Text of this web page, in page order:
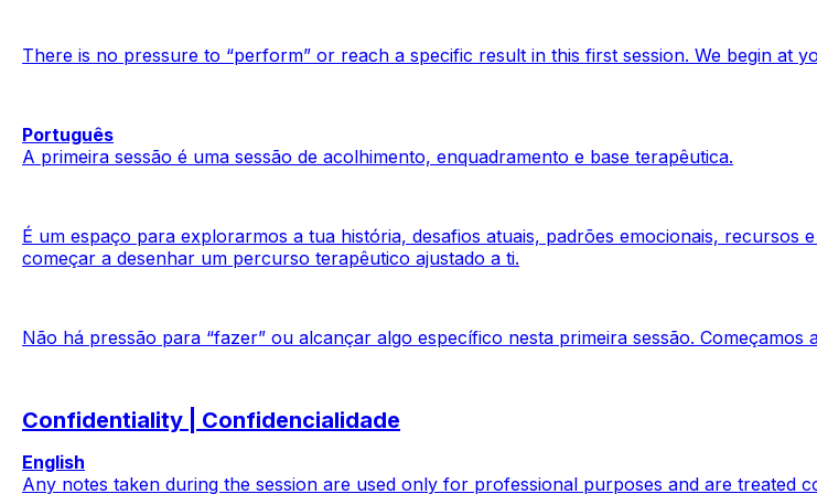
There is no pressure to “perform” or reach a specific result in this first session. We begin at
Português
A primeira sessão é uma sessão de acolhimento, enquadramento e base terapêutica.
É um espaço para explorarmos a tua história, desafios atuais, padrões emocionais,
começar a desenhar um percurso terapêutico ajustado a ti.
Não há pressão para “fazer” ou alcançar algo específico nesta primeira sessão. Começamos
Confidentiality | Confidencialidade
English
Any notes taken during the session are used only for professional purposes and are treated